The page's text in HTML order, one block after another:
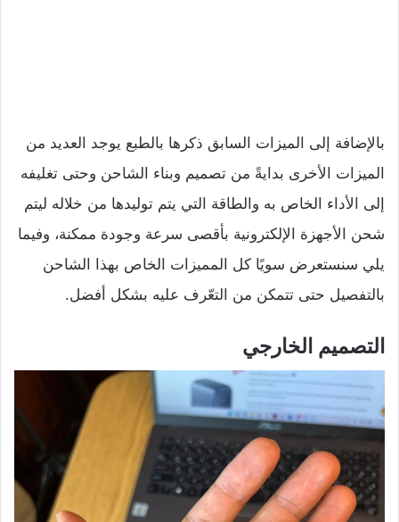
بالإضافة إلى الميزات السابق ذكرها بالطبع يوجد العديد من
الميزات الأخرى بدايةً من تصميم وبناء الشاحن وحتى تغليفه
إلى الأداء الخاص به والطاقة التي يتم توليدها من خلاله ليتم
شحن الأجهزة الإلكترونية بأقصى سرعة وجودة ممكنة، وفيما
يلي سنستعرض سويًا كل المميزات الخاص بهذا الشاحن
بالتفصيل حتى تتمكن من التعّرف عليه بشكل أفضل.
التصميم الخارجي